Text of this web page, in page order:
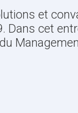
et
Dans cet